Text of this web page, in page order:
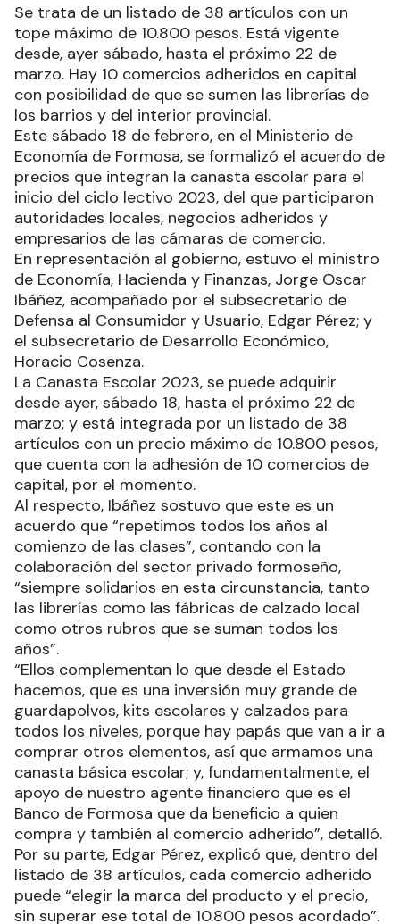
Se trata de un listado de 38 artículos con un
tope máximo de 10.800 pesos. Está vigente
desde, ayer sábado, hasta el próximo 22 de
marzo. Hay 10 comercios adheridos en capital
con posibilidad de que se sumen las librerías de
los barrios y del interior provincial.
Este sábado 18 de febrero, en el Ministerio de
Economía de Formosa, se formalizó el acuerdo de
precios que integran la canasta escolar para el
inicio del ciclo lectivo 2023, del que participaron
autoridades locales, negocios adheridos y
empresarios de las cámaras de comercio.
En representación al gobierno, estuvo el ministro
de Economía, Hacienda y Finanzas, Jorge Oscar
Ibáñez, acompañado por el subsecretario de
Defensa al Consumidor y Usuario, Edgar Pérez; y
el subsecretario de Desarrollo Económico,
Horacio Cosenza.
La Canasta Escolar 2023, se puede adquirir
desde ayer, sábado 18, hasta el próximo 22 de
marzo; y está integrada por un listado de 38
artículos con un precio máximo de 10.800 pesos,
que cuenta con la adhesión de 10 comercios de
capital, por el momento.
Al respecto, Ibáñez sostuvo que este es un
acuerdo que “repetimos todos los años al
comienzo de las clases”, contando con la
colaboración del sector privado formoseño,
“siempre solidarios en esta circunstancia, tanto
las librerías como las fábricas de calzado local
como otros rubros que se suman todos los
años”.
“Ellos complementan lo que desde el Estado
hacemos, que es una inversión muy grande de
guardapolvos, kits escolares y calzados para
todos los niveles, porque hay papás que van a ir a
comprar otros elementos, así que armamos una
canasta básica escolar; y, fundamentalmente, el
apoyo de nuestro agente financiero que es el
Banco de Formosa que da beneficio a quien
compra y también al comercio adherido”, detalló.
Por su parte, Edgar Pérez, explicó que, dentro del
listado de 38 artículos, cada comercio adherido
puede “elegir la marca del producto y el precio,
sin superar ese total de 10.800 pesos acordado”.